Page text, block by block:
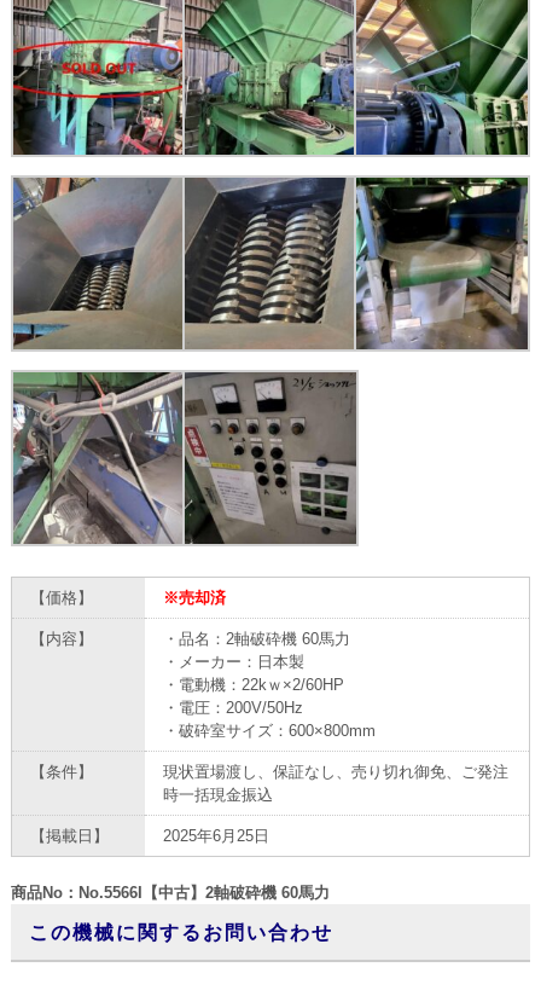
【価格】 ※売却済
【内容】
・品名：2軸破砕機 60馬力
・メーカー：日本製
・電動機：22kｗ×2/60HP
・電圧：200V/50Hz
・破砕室サイズ：600×800mm
【条件】
現状置場渡し、保証なし、売り切れ御免、ご発注
時一括現金振込
【掲載日】 2025年6月25日
商品No：No.5566I【中古】2軸破砕機 60馬力
この機械に関するお問い合わせ